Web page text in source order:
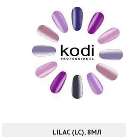
LILAC (LC), 8МЛ